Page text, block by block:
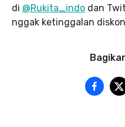
di @Rukita_indo dan
nggak ketinggalan